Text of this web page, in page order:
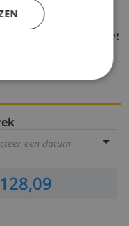
verplicht worden
gegevens worden nooit
een datum